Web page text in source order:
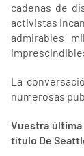
cadenas de
activistas
admirables
La
numerosas
Vuestra
título De